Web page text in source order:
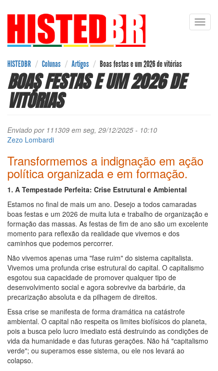
Pular
conteúdo
HISTEDBR Colunas Artigos Boas festas e um 2026 de vitórias
BOAS FESTAS E UM 2026 DE
VITÓRIAS
Enviado por 111309 em seg, 29/12/2025 - 10:10
Zezo Lombardi
Transformemos a indignação em ação
política organizada e em formação.
1. A Tempestade Perfeita: Crise Estrutural e Ambiental
Estamos no final de mais um ano. Desejo a todos camaradas
boas festas e um 2026 de muita luta e trabalho de organização e
formação das massas. As festas de fim de ano são um excelente
momento para reflexão da realidade que vivemos e dos
caminhos que podemos percorrer.
Não vivemos apenas uma "fase ruim" do sistema capitalista.
Vivemos uma profunda crise estrutural do capital. O capitalismo
esgotou sua capacidade de promover qualquer tipo de
desenvolvimento social e agora sobrevive da barbárie, da
precarização absoluta e da pilhagem de direitos.
Essa crise se manifesta de forma dramática na catástrofe
ambiental. O capital não respeita os limites biofísicos do planeta,
pois a busca pelo lucro imediato está destruindo as condições de
vida da humanidade e das futuras gerações. Não há "capitalismo
verde"; ou superamos esse sistema, ou ele nos levará ao
colapso.